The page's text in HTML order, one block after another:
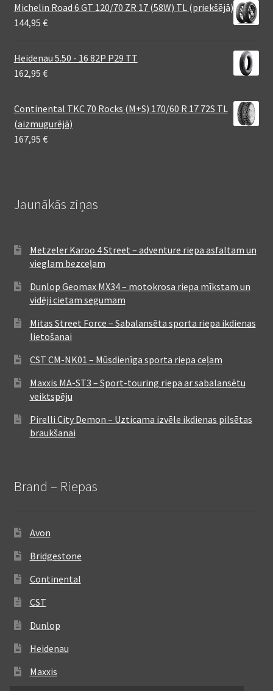
Michelin Road 6 GT 120/70 ZR 17 (58W) TL (priekšējā)
144,95 €
Heidenau 5.50 - 16 82P P29 TT
162,95 €
Continental TKC 70 Rocks (M+S) 170/60 R 17 72S TL
(aizmugurējā)
167,95 €
Jaunākās ziņas
Metzeler Karoo 4 Street – adventure riepa asfaltam un
vieglam bezceļam
Dunlop Geomax MX34 – motokrosa riepa mīkstam un
vidēji cietam segumam
Mitas Street Force – Sabalansēta sporta riepa ikdienas
lietošanai
CST CM-NK01 – Mūsdienīga sporta riepa ceļam
Maxxis MA-ST3 – Sport-touring riepa ar sabalansētu
veiktspēju
Pirelli City Demon – Uzticama izvēle ikdienas pilsētas
braukšanai
Brand – Riepas
Avon
Bridgestone
Continental
CST
Dunlop
Heidenau
Maxxis